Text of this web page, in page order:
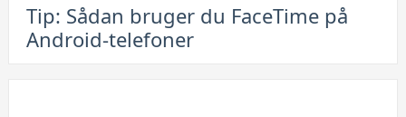
Tip:
Sådan
Tip: Sådan bruger du FaceTime på
Android-telefoner